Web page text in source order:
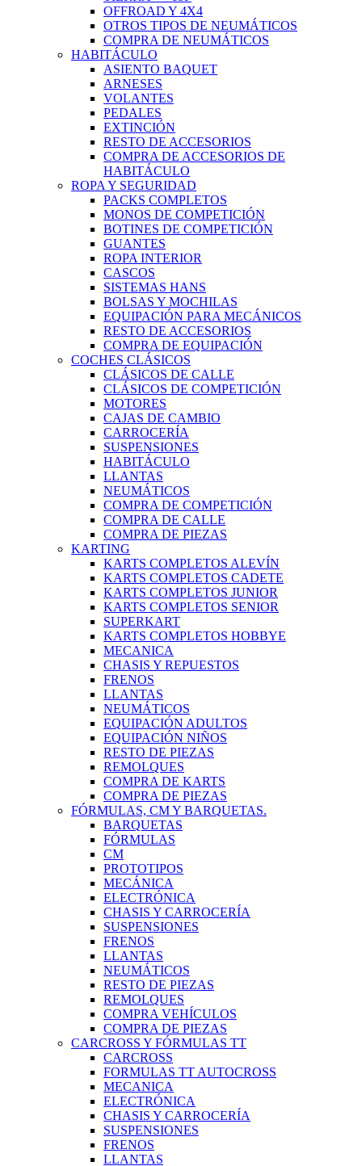
OFFROAD Y 4X4
OTROS TIPOS DE NEUMÁTICOS
COMPRA DE NEUMÁTICOS
HABITÁCULO
ASIENTO BAQUET
ARNESES
VOLANTES
PEDALES
EXTINCIÓN
RESTO DE ACCESORIOS
COMPRA DE ACCESORIOS DE
HABITÁCULO
ROPA Y SEGURIDAD
PACKS COMPLETOS
MONOS DE COMPETICIÓN
BOTINES DE COMPETICIÓN
GUANTES
ROPA INTERIOR
CASCOS
SISTEMAS HANS
BOLSAS Y MOCHILAS
EQUIPACIÓN PARA MECÁNICOS
RESTO DE ACCESORIOS
COMPRA DE EQUIPACIÓN
COCHES CLÁSICOS
CLÁSICOS DE CALLE
CLÁSICOS DE COMPETICIÓN
MOTORES
CAJAS DE CAMBIO
CARROCERÍA
SUSPENSIONES
HABITÁCULO
LLANTAS
NEUMÁTICOS
COMPRA DE COMPETICIÓN
COMPRA DE CALLE
COMPRA DE PIEZAS
KARTING
KARTS COMPLETOS ALEVÍN
KARTS COMPLETOS CADETE
KARTS COMPLETOS JUNIOR
KARTS COMPLETOS SENIOR
SUPERKART
KARTS COMPLETOS HOBBYE
MECANICA
CHASIS Y REPUESTOS
FRENOS
LLANTAS
NEUMÁTICOS
EQUIPACIÓN ADULTOS
EQUIPACIÓN NIÑOS
RESTO DE PIEZAS
REMOLQUES
COMPRA DE KARTS
COMPRA DE PIEZAS
FÓRMULAS, CM Y BARQUETAS.
BARQUETAS
FÓRMULAS
CM
PROTOTIPOS
MECÁNICA
ELECTRÓNICA
CHASIS Y CARROCERÍA
SUSPENSIONES
FRENOS
LLANTAS
NEUMÁTICOS
RESTO DE PIEZAS
REMOLQUES
COMPRA VEHÍCULOS
COMPRA DE PIEZAS
CARCROSS Y FÓRMULAS TT
CARCROSS
FORMULAS TT AUTOCROSS
MECANICA
ELECTRÓNICA
CHASIS Y CARROCERÍA
SUSPENSIONES
FRENOS
LLANTAS